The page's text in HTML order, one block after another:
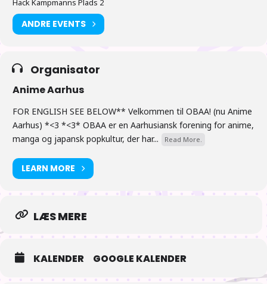
ANDRE EVENTS
Organisator
Anime Aarhus
FOR ENGLISH SEE BELOW** Velkommen til OBAA! (nu Anime
Aarhus) *<3 *<3* OBAA er en Aarhusiansk forening for anime,
manga og japansk popkultur, der har...
Read More.
LEARN MORE
LÆS MERE
KALENDER GOOGLE KALENDER